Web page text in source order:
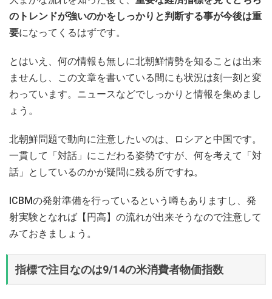
のトレンドが強いのかをしっかりと判断する事が今後は重
要になってくるはずです。
とはいえ、何の情報も無しに北朝鮮情勢を知ることは出来
ませんし、この文章を書いている間にも状況は刻一刻と変
わっています。ニュースなどでしっかりと情報を集めまし
ょう。
北朝鮮問題で動向に注意したいのは、ロシアと中国です。
一貫して「対話」にこだわる姿勢ですが、何を考えて「対
話」としているのかが疑問に残る所ですね。
ICBMの発射準備を行っているという噂もありますし、発
射実験となれば【円高】の流れが出来そうなので注意して
みておきましょう。
指標で注目なのは9/14の米消費者物価指数